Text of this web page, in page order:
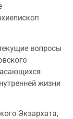
вопросы
жизни
Экзархата,